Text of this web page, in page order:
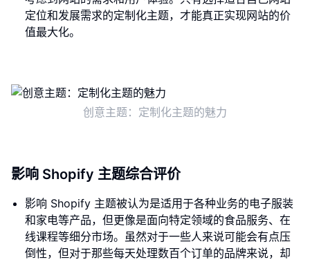
定位和发展需求的定制化主题，才能真正实现网站的价
值最大化。
创意主题：定制化主题的魅力
影响 Shopify 主题综合评价
影响 Shopify 主题被认为是适用于各种业务的电子服装
和家电等产品，但更像是面向特定领域的食品服务、在
线课程等细分市场。虽然对于一些人来说可能会有点压
倒性，但对于那些每天处理数百个订单的品牌来说，却